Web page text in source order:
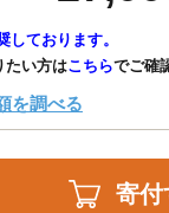
しております。
たい方はこちらでご確
を調べる
寄付